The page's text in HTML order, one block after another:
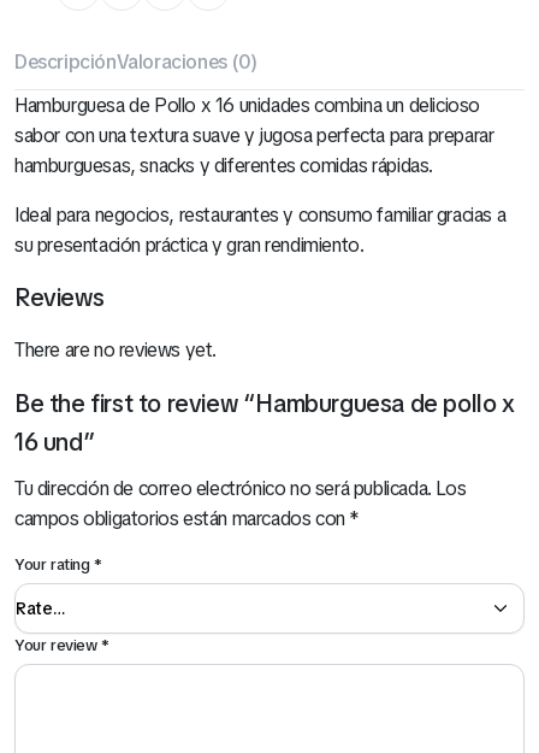
DescripciónValoraciones (0)
Hamburguesa de Pollo x 16 unidades combina un delicioso
sabor con una textura suave y jugosa perfecta para preparar
hamburguesas, snacks y diferentes comidas rápidas.
Ideal para negocios, restaurantes y consumo familiar gracias a
su presentación práctica y gran rendimiento.
Reviews
There are no reviews yet.
Be the first to review “Hamburguesa de pollo x
16 und”
Tu dirección de correo electrónico no será publicada. Los
campos obligatorios están marcados con*
Your rating*
Your review*